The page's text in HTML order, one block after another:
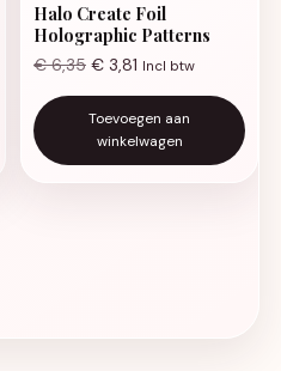
€ 4,19.
€ 3,03.
Halo Create Foil
Holographic Patterns
€6,35 € 3,81 Incl btw
Toevoegen aan
winkelwagen